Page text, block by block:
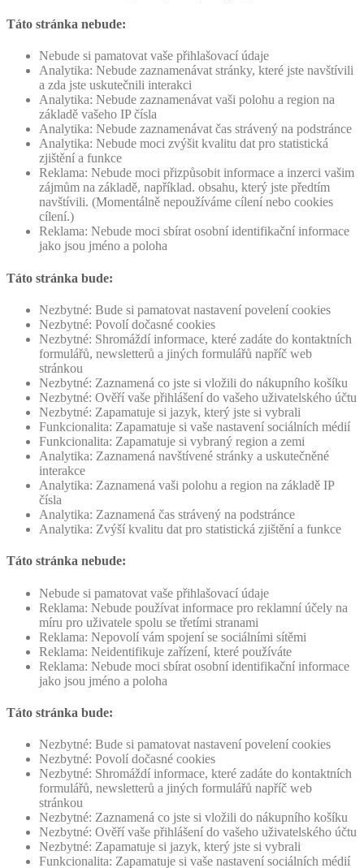
Táto stránka nebude:
Nebude si pamatovat vaše přihlašovací údaje
Analytika: Nebude zaznamenávat stránky, které jste navštívili
a zda jste uskutečnili interakci
Analytika: Nebude zaznamenávat vaši polohu a region na
základě vašeho IP čísla
Analytika: Nebude zaznamenávat čas strávený na podstránce
Analytika: Nebude moci zvýšit kvalitu dat pro statistická
zjištění a funkce
Reklama: Nebude moci přizpůsobit informace a inzerci vašim
zájmům na základě, například. obsahu, který jste předtím
navštívili. (Momentálně nepoužíváme cílení nebo cookies
cílení.)
Reklama: Nebude moci sbírat osobní identifikační informace
jako jsou jméno a poloha
Táto stránka bude:
Nezbytné: Bude si pamatovat nastavení povelení cookies
Nezbytné: Povolí dočasné cookies
Nezbytné: Shromáždí informace, které zadáte do kontaktních
formulářů, newsletterů a jiných formulářů napříč web
stránkou
Nezbytné: Zaznamená co jste si vložili do nákupního košíku
Nezbytné: Ověří vaše přihlášení do vašeho uživatelského účtu
Nezbytné: Zapamatuje si jazyk, který jste si vybrali
Funkcionalita: Zapamatuje si vaše nastavení sociálních médií
Funkcionalita: Zapamatuje si vybraný region a zemi
Analytika: Zaznamená navštívené stránky a uskutečněné
interakce
Analytika: Zaznamená vaši polohu a region na základě IP
čísla
Analytika: Zaznamená čas strávený na podstránce
Analytika: Zvýší kvalitu dat pro statistická zjištění a funkce
Táto stránka nebude:
Nebude si pamatovat vaše přihlašovací údaje
Reklama: Nebude používat informace pro reklamní účely na
míru pro uživatele spolu se třetími stranami
Reklama: Nepovolí vám spojení se sociálními sítěmi
Reklama: Neidentifikuje zařízení, které používáte
Reklama: Nebude moci sbírat osobní identifikační informace
jako jsou jméno a poloha
Táto stránka bude:
Nezbytné: Bude si pamatovat nastavení povelení cookies
Nezbytné: Povolí dočasné cookies
Nezbytné: Shromáždí informace, které zadáte do kontaktních
formulářů, newsletterů a jiných formulářů napříč web
stránkou
Nezbytné: Zaznamená co jste si vložili do nákupního košíku
Nezbytné: Ověří vaše přihlášení do vašeho uživatelského účtu
Nezbytné: Zapamatuje si jazyk, který jste si vybrali
Funkcionalita: Zapamatuje si vaše nastavení sociálních médií